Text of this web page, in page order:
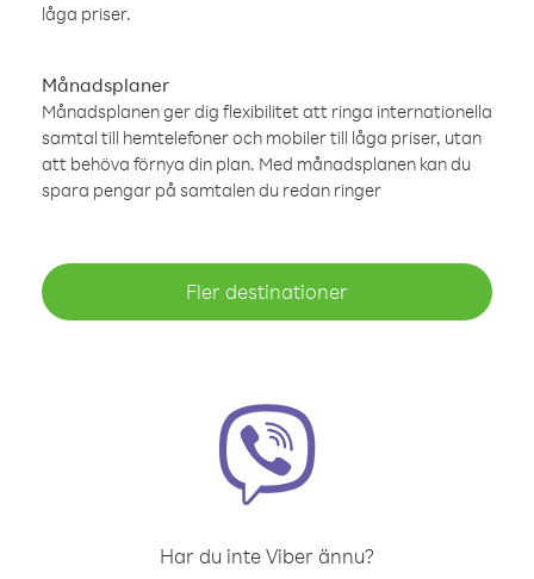
låga priser.
Månadsplaner
Månadsplanen ger dig flexibilitet att ringa internationella
samtal till hemtelefoner och mobiler till låga priser, utan
att behöva förnya din plan. Med månadsplanen kan du
spara pengar på samtalen du redan ringer
Fler destinationer
Har du inte Viber ännu?